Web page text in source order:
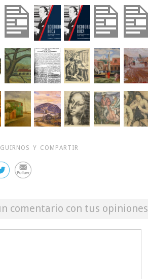
Y COMPARTIR
comentario con tus opiniones